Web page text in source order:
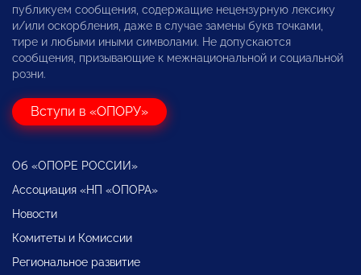
публикуем сообщения, содержащие нецензурную лексику
и/или оскорбления, даже в случае замены букв точками,
тире и любыми иными символами. Не допускаются
сообщения, призывающие к межнациональной и социальной
розни.
Вступи в «ОПОРУ»
Об «ОПОРЕ РОССИИ»
Ассоциация «НП «ОПОРА»
Новости
Комитеты и Комиссии
Региональное развитие